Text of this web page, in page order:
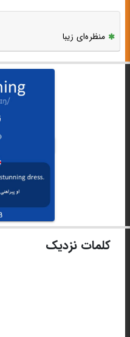
منظره‌ای زیبا
کلمات نزدیک